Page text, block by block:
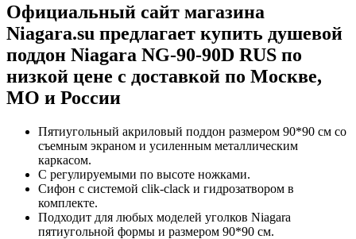
Официальный сайт магазина
Niagara.su предлагает купить душевой
поддон Niagara NG-90-90D RUS по
низкой цене с доставкой по Москве,
МО и России
Пятиугольный акриловый поддон размером 90*90 см со
съемным экраном и усиленным металлическим
каркасом.
С регулируемыми по высоте ножками.
Сифон с системой clik-clack и гидрозатвором в
комплекте.
Подходит для любых моделей уголков Niagara
пятиугольной формы и размером 90*90 см.